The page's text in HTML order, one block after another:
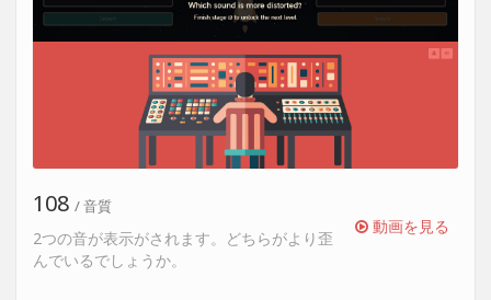
動画を見る
108 / 音質
2つの音が表示がされます。どちらがより歪
んでいるでしょうか。